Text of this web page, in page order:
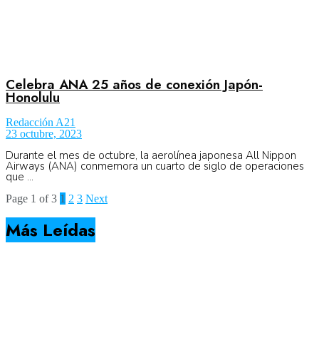
Celebra ANA 25 años de conexión Japón-
Honolulu
Redacción A21
23 octubre, 2023
Durante el mes de octubre, la aerolínea japonesa All Nippon
Airways (ANA) conmemora un cuarto de siglo de operaciones
que ...
Page 1 of 3 1 2 3 Next
Más Leídas